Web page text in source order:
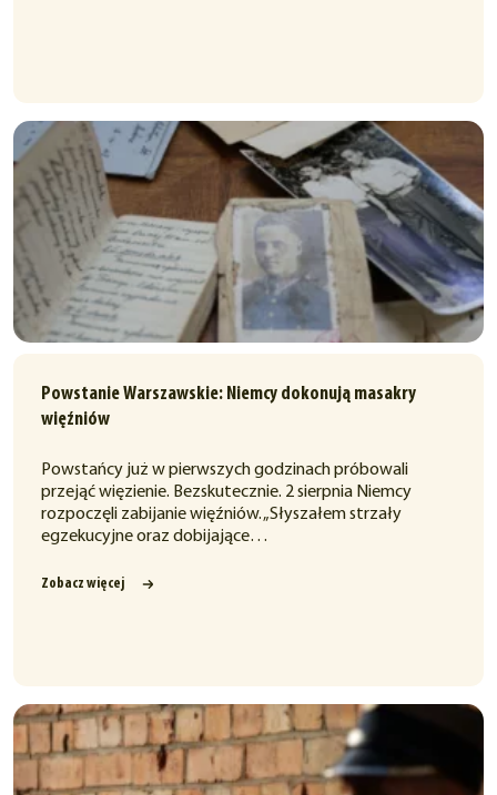
Powstanie Warszawskie: Niemcy dokonują masakry
więźniów
Powstańcy już w pierwszych godzinach próbowali
przejąć więzienie. Bezskutecznie. 2 sierpnia Niemcy
rozpoczęli zabijanie więźniów. „Słyszałem strzały
egzekucyjne oraz dobijające…
Zobacz więcej